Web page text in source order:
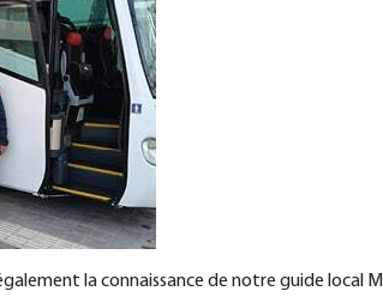
la connaissance de notre guide local